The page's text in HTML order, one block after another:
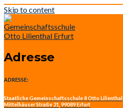
Skip to content
Adresse
ADRESSE:
Staatliche Gemeinschaftsschule 8 Otto Lilienthal
Mittelhäuser Straße 21, 99089 Erfurt